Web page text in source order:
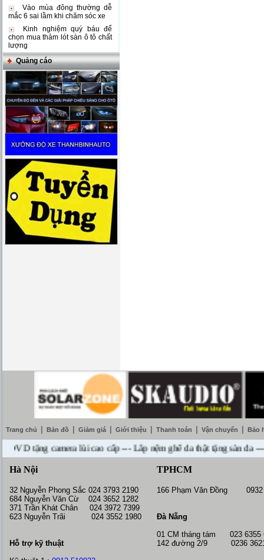
Vào mùa đông thường dễ
mắc 6 sai lầm khi chăm sóc xe
Kinh nghiệm quý báu để
chọn mua thảm lót sàn ô tô chất
lượng
Quảng cáo
Trang chủ Bản đồ Giảm giá Giới thiệu Thanh toán Vận chuyển Bảo
tặng camera lùi cao cấp --- Lắp nệm ghế da thật tặng sàn da ---
Hà Nội
32 Nguyễn Phong Sắc 024 3793 2190
684 Nguyễn Văn Cừ 024 3652 1282
371 Trần Khát Chân 024 3972 7399
623 Nguyễn Trãi 024 3552 1980
Hỗ trợ kỹ thuật
TPHCM
166 Phạm Văn Đồng 0932
Đà Nẵng
01 CM tháng tám 023 6355
142 đường 2/9 0236